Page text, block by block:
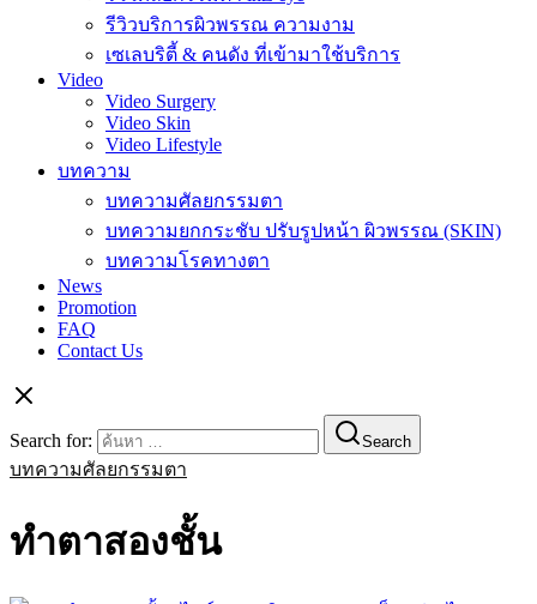
รีวิวบริการผิวพรรณ ความงาม
เซเลบริตี้ & คนดัง ที่เข้ามาใช้บริการ
Video
Video Surgery
Video Skin
Video Lifestyle
บทความ
บทความศัลยกรรมตา
บทความยกกระชับ ปรับรูปหน้า ผิวพรรณ (SKIN)
บทความโรคทางตา
News
Promotion
FAQ
Contact Us
Search for: Search
บทความศัลยกรรมตา
ทำตาสองชั้น